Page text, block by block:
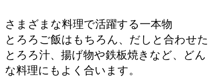
さまざまな料理で活躍する一本物
とろろご飯はもちろん、だしと合わせた
とろろ汁、揚げ物や鉄板焼きなど、どん
な料理にもよく合います。